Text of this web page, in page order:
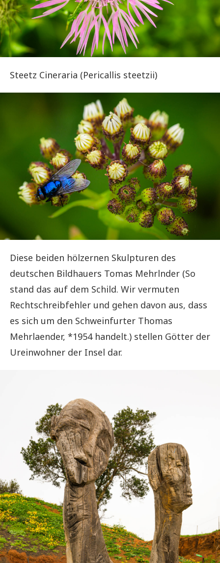
Steetz Cineraria (Pericallis steetzii)
Diese beiden hölzernen Skulpturen des
deutschen Bildhauers Tomas Mehrlnder (So
stand das auf dem Schild. Wir vermuten
Rechtschreibfehler und gehen davon aus, dass
es sich um den Schweinfurter Thomas
Mehrlaender, *1954 handelt.) stellen Götter der
Ureinwohner der Insel dar.